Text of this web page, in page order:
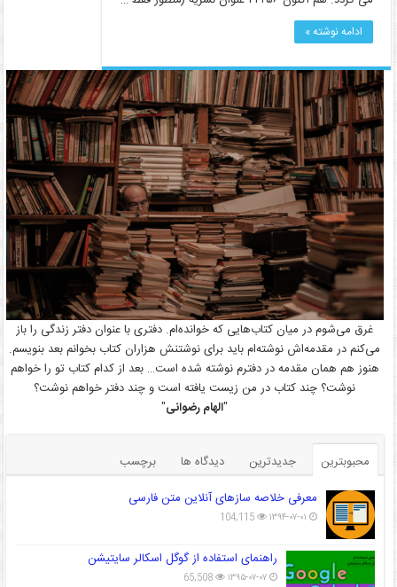
ادامه نوشته »
غرق می‌شوم در میان کتاب‌هایی که خوانده‌ام. دفتری با عنوان دفتر زندگی را باز
می‌کنم در مقدمه‌اش نوشته‌ام باید برای نوشتنش هزاران کتاب بخوانم بعد بنویسم.
هنوز هم همان مقدمه در دفترم نوشته شده است… بعد از کدام کتاب تو را خواهم
نوشت؟ چند کتاب در من زیست یافته است و چند دفتر خواهم نوشت؟
"الهام رضوانی"
محبوبترین جدیدترین دیدگاه ها
برچسب
معرفی خلاصه سازهای آنلاین متن فارسی
۱۳۹۴-۰۷-۰۱ 104,115
راهنمای استفاده از گوگل اسکالر سایتیشن
۱۳۹۵-۰۷-۰۷ 65,508